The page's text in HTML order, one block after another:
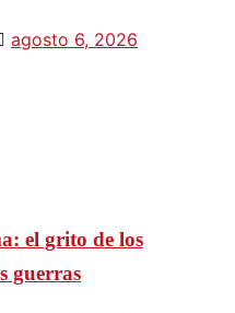
agosto 6, 2026
el grito de los
guerras